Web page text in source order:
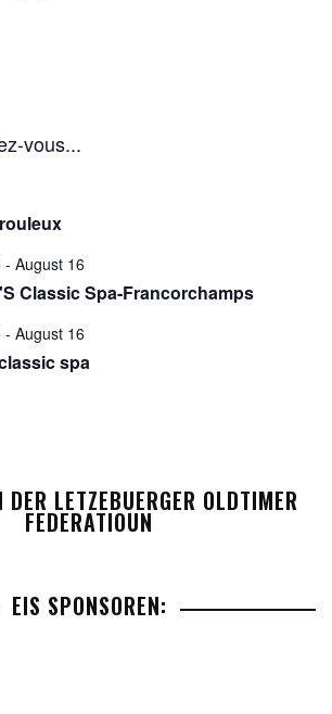
vous...
- August 16
Classic Spa-Francorchamps
- August 16
spa
DER LETZEBUERGER OLDTIMER
FEDERATIOUN
EIS SPONSOREN: